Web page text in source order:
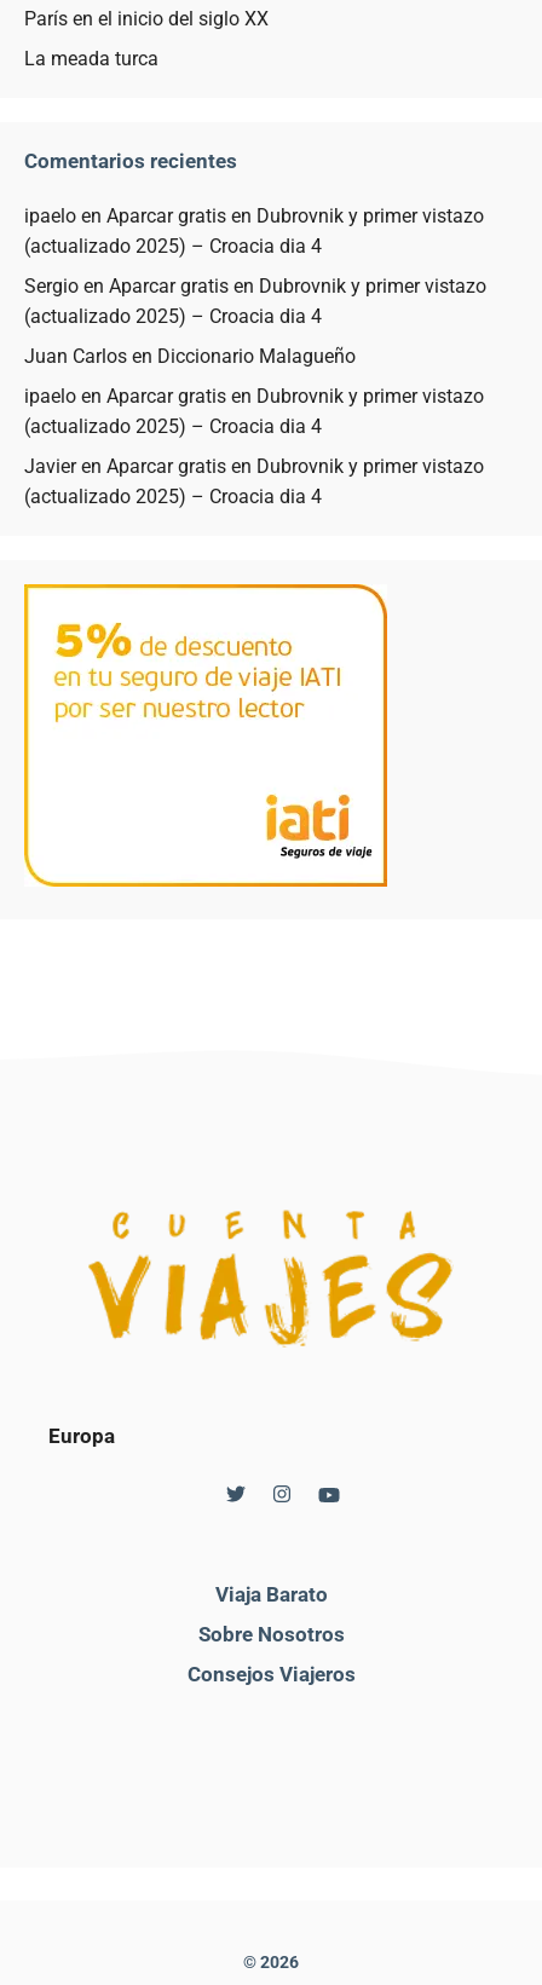
París en el inicio del siglo XX
La meada turca
Comentarios recientes
ipaelo en Aparcar gratis en Dubrovnik y primer vistazo
(actualizado 2025) – Croacia dia 4
Sergio en Aparcar gratis en Dubrovnik y primer vistazo
(actualizado 2025) – Croacia dia 4
Juan Carlos en Diccionario Malagueño
ipaelo en Aparcar gratis en Dubrovnik y primer vistazo
(actualizado 2025) – Croacia dia 4
Javieren Aparcar gratis en Dubrovnik y primer vistazo
(actualizado 2025) – Croacia dia 4
Europa
Viaja Barato
Sobre Nosotros
Consejos Viajeros
© 2026